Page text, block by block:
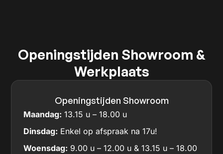
Openingstijden Showroom &
Werkplaats
Openingstijden Showroom
Maandag: 13.15 u – 18.00 u
Dinsdag: Enkel op afspraak na 17u!
Woensdag: 9.00 u – 12.00 u & 13.15 u – 18.00